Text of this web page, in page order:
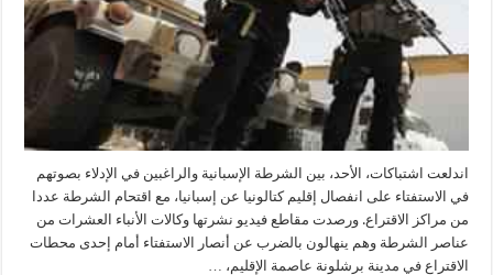
اندلعت اشتباكات، الأحد، بين الشرطة الإسبانية والراغبين في الإدلاء بصوتهم
في الاستفتاء على انفصال إقليم كتالونيا عن إسبانيا، مع اقتحام الشرطة عددا
من مراكز الاقتراع. ورصدت مقاطع فيديو نشرتها وكالات الأنباء العشرات من
عناصر الشرطة وهم ينهالون بالضرب عن أنصار الاستفتاء أمام إحدى محطات
الاقتراع في مدينة برشلونة عاصمة الإقليم، …